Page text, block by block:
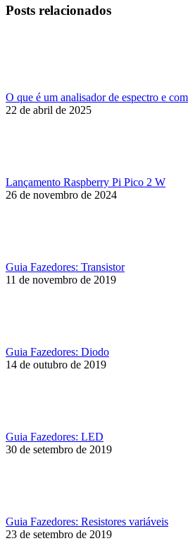
post:
Posts relacionados
O que é um analisador de espectro e
22 de abril de 2025
Lançamento Raspberry Pi Pico 2 W
26 de novembro de 2024
Guia Fazedores: Transistor
11 de novembro de 2019
Guia Fazedores: Diodo
14 de outubro de 2019
Guia Fazedores: LED
30 de setembro de 2019
Guia Fazedores: Resistores variáveis
23 de setembro de 2019